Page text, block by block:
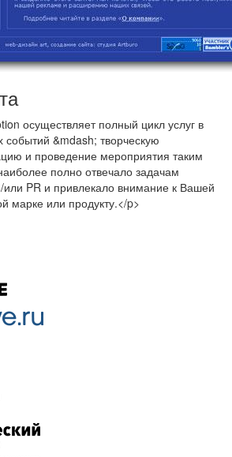
осуществляет полный цикл услуг в
событий &mdash; творческую
и проведение мероприятия таким
полно отвечало задачам
или PR и привлекало внимание к Вашей
марке или продукту.</p>